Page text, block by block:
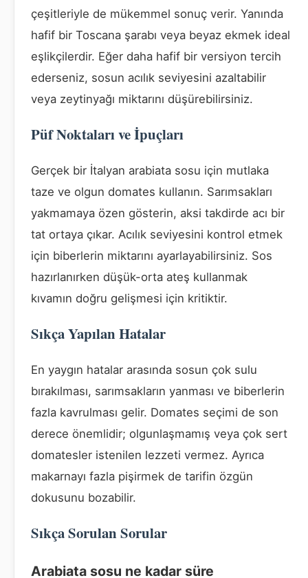
çeşitleriyle de mükemmel sonuç verir. Yanında
hafif bir Toscana şarabı veya beyaz ekmek ideal
eşlikçilerdir. Eğer daha hafif bir versiyon tercih
ederseniz, sosun acılık seviyesini azaltabilir
veya zeytinyağı miktarını düşürebilirsiniz.
Püf Noktaları ve İpuçları
Gerçek bir İtalyan arabiata sosu için mutlaka
taze ve olgun domates kullanın. Sarımsakları
yakmamaya özen gösterin, aksi takdirde acı bir
tat ortaya çıkar. Acılık seviyesini kontrol etmek
için biberlerin miktarını ayarlayabilirsiniz. Sos
hazırlanırken düşük-orta ateş kullanmak
kıvamın doğru gelişmesi için kritiktir.
Sıkça Yapılan Hatalar
En yaygın hatalar arasında sosun çok sulu
bırakılması, sarımsakların yanması ve biberlerin
fazla kavrulması gelir. Domates seçimi de son
derece önemlidir; olgunlaşmamış veya çok sert
domatesler istenilen lezzeti vermez. Ayrıca
makarnayı fazla pişirmek de tarifin özgün
dokusunu bozabilir.
Sıkça Sorulan Sorular
Arabiata sosu ne kadar süre